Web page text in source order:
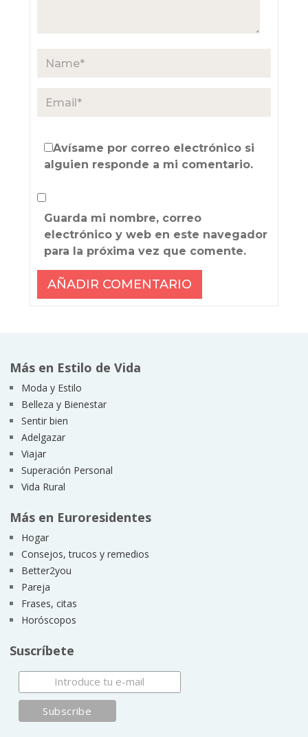
Avísame por correo electrónico si
alguien responde a mi comentario.
Guarda mi nombre, correo
electrónico y web en este navegador
para la próxima vez que comente.
Más en Estilo de Vida
Moda y Estilo
Belleza y Bienestar
Sentir bien
Adelgazar
Viajar
Superación Personal
Vida Rural
Más en Euroresidentes
Hogar
Consejos, trucos y remedios
Better2you
Pareja
Frases, citas
Horóscopos
Suscríbete